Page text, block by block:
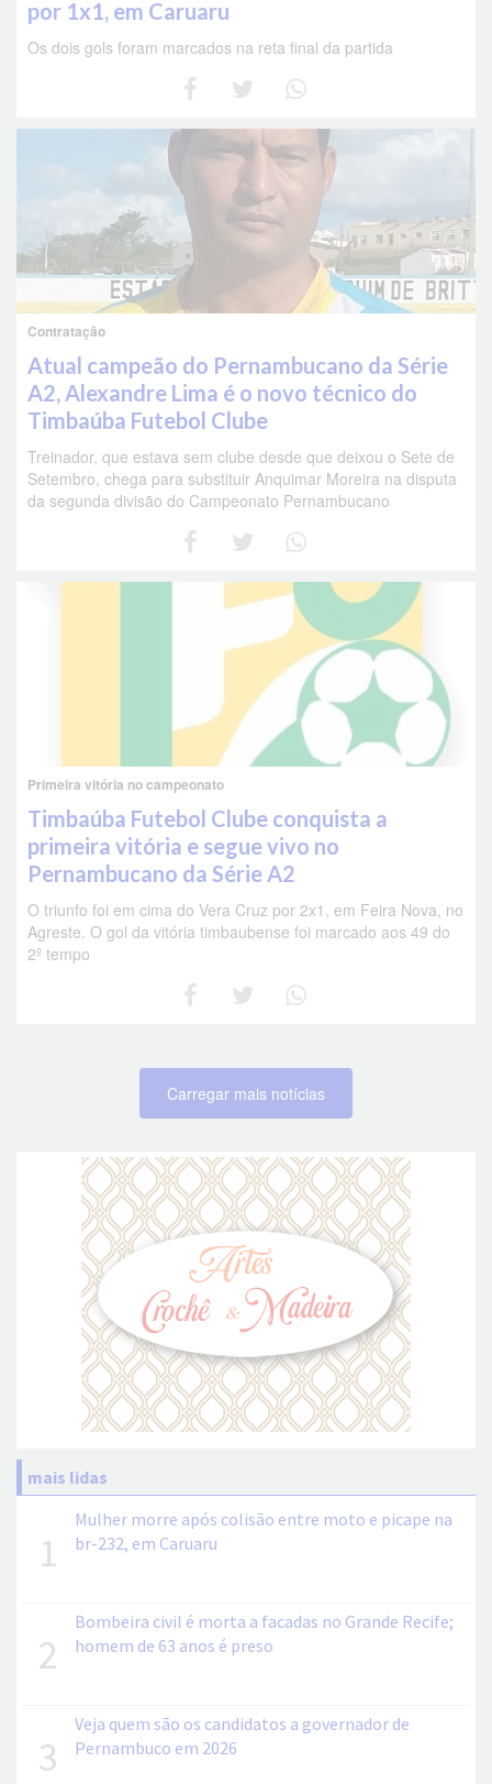
por 1x1, em Caruaru
Os dois gols foram marcados na reta final da partida
Contratação
Atual campeão do Pernambucano da Série
A2, Alexandre Lima é o novo técnico do
Timbaúba Futebol Clube
Treinador, que estava sem clube desde que deixou o Sete de
Setembro, chega para substituir Anquimar Moreira na disputa
da segunda divisão do Campeonato Pernambucano
Primeira vitória no campeonato
Timbaúba Futebol Clube conquista a
primeira vitória e segue vivo no
Pernambucano da Série A2
O triunfo foi em cima do Vera Cruz por 2x1, em Feira Nova, no
Agreste. O gol da vitória timbaubense foi marcado aos 49 do
2º tempo
Carregar mais notícias
mais lidas
1
Mulher morre após colisão entre moto e picape na
br-232, em Caruaru
2
Bombeira civil é morta a facadas no Grande Recife;
homem de 63 anos é preso
3
Veja quem são os candidatos a governador de
Pernambuco em 2026